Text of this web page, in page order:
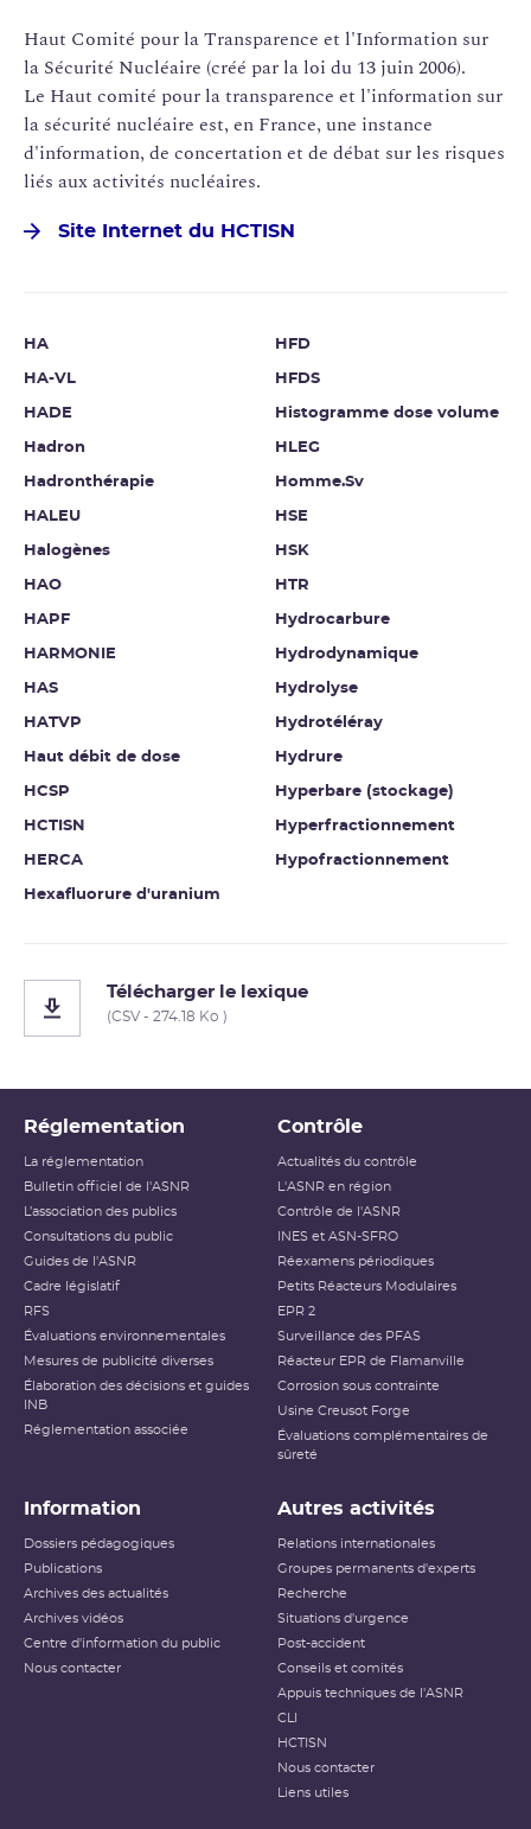
Haut Comité pour la Transparence et l'Information sur
la Sécurité Nucléaire (créé par la loi du 13 juin 2006).
Le Haut comité pour la transparence et l'information sur
la sécurité nucléaire est, en France, une instance
d'information, de concertation et de débat sur les risques
liés aux activités nucléaires.
Site Internet du HCTISN
HA
HA-VL
HADE
Hadron
Hadronthérapie
HALEU
Halogènes
HAO
HAPF
HARMONIE
HAS
HATVP
Haut débit de dose
HCSP
HCTISN
HERCA
Hexafluorure d'uranium
HFD
HFDS
Histogramme dose volume
HLEG
Homme.Sv
HSE
HSK
HTR
Hydrocarbure
Hydrodynamique
Hydrolyse
Hydrotéléray
Hydrure
Hyperbare (stockage)
Hyperfractionnement
Hypofractionnement
Télécharger le lexique
(CSV - 274.18 Ko )
Réglementation
La réglementation
Bulletin officiel de l'ASNR
L’association des publics
Consultations du public
Guides de l'ASNR
Cadre législatif
RFS
Évaluations environnementales
Mesures de publicité diverses
Élaboration des décisions et guides
INB
Réglementation associée
Contrôle
Actualités du contrôle
L'ASNR en région
Contrôle de l'ASNR
INES et ASN-SFRO
Réexamens périodiques
Petits Réacteurs Modulaires
EPR 2
Surveillance des PFAS
Réacteur EPR de Flamanville
Corrosion sous contrainte
Usine Creusot Forge
Évaluations complémentaires de
sûreté
Information
Dossiers pédagogiques
Publications
Archives des actualités
Archives vidéos
Centre d'information du public
Nous contacter
Autres activités
Relations internationales
Groupes permanents d'experts
Recherche
Situations d'urgence
Post-accident
Conseils et comités
Appuis techniques de l'ASNR
CLI
HCTISN
Nous contacter
Liens utiles